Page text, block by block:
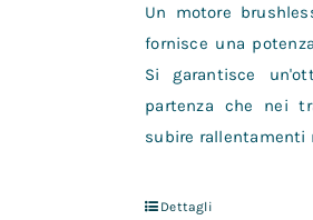
Un motore
fornisce una
Si garantisce
partenza che nei
subire rallentamenti
Dettagli